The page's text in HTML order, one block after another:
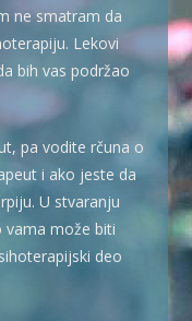
ne smatram da
Lekovi
bih vas podržao
pa vodite rčuna o
i ako jeste da
U stvaranju
vama može biti
deo